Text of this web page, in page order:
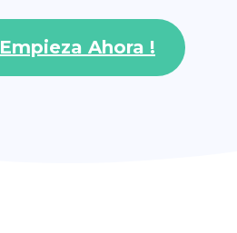
Empieza Ahora !